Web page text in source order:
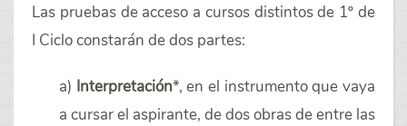
Las pruebas de acceso a cursos distintos de 1º de
I Ciclo constarán de dos partes:
a) Interpretación*, en el instrumento que vaya
a cursar el aspirante, de dos obras de entre las